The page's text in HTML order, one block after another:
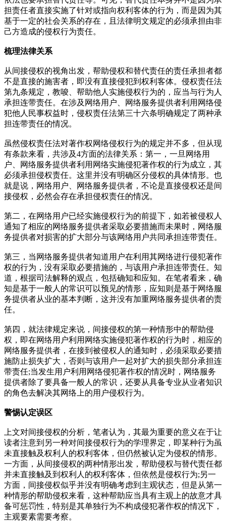
担责任者直接实施了针对或指向权利客体的行为，而是因为其
基于一定的社会关系的存在，且法律明文规定的必须承担由非
己方造成的侵权行为责任。
梳理法律关系
从间接侵权的视角出发，帮助侵权和替代责任的责任承担者都
不是直接的施害者，即没有直接侵犯到权利客体。侵权责任法
第九条规定，教唆、帮助他人实施侵权行为的，应当与行为人
承担连带责任。在涉及网络用户、网络服务提供者利用网络侵
犯他人民事权益时，侵权责任法第三十六条明确规定了两种承
担连带责任的情况。
虽然侵权责任法对著作权网络侵权行为的规定并不多，但从现
有条款来看，共涉及4方面的法律关系：第一，一旦网络用
户、网络服务提供者利用网络实施侵犯著作权的行为成立，其
必须承担侵权责任。这里并没有明确区分侵权的具体情形。也
就是说，网络用户、网络服务提供者，不论是直接侵权还是间
接侵权，必然会存在承担侵权责任的情况。
第二，在网络用户已经实施侵权行为的前提下，如若被侵权人
通知了相应的网络服务提供者采取必要措施而未果时，网络服
务提供者对损害的扩大部分与该网络用户共同承担连带责任。
第三，当网络服务提供者知道用户在利用其网络进行侵犯著作
权的行为，没有采取必要措施的，与该用户承担连带责任。知
道，根据司法解释的观点，包括确知和应知。在笔者看来，确
知是基于一般人的常识可以预见的情形，应知则是基于网络服
务提供者从业的基本判断，这并没有加重网络服务提供者的责
任。
第四，就法律规定来说，间接侵权的第一种情形中的帮助侵
权，即在网络用户利用网络实施侵犯著作权的行为时，相应的
网络服务提供者，在接到被侵权人的通知时，必须采取必要措
施防止损失扩大，否则与该用户一起对扩大的损失部分承担连
带责任;当发生用户利用网络侵犯著作权的情况时，网络服务
提供者除了要具备一般人的常识，还要从具备专业从业者知识
的角色去解决其网络上的用户侵权行为。
警惕认定误区
上文对间接侵权的分析，笔者认为，其最为重要的意义在于让
读者注意到另一种对间接侵权行为的学理界定，即某种行为虽
未直接触及权利人的权利客体，但仍然被认定为侵权的情形。
一方面，从间接侵权的两种情形出发，帮助侵权与替代责任都
并未直接触及到权利人的权利客体，但依然是侵权行为;另一
方面，间接侵权似乎并没有明确考虑到主观状态，但是从第一
种情形的帮助侵权来看，这种帮助应当具有主观上的故意才具
备可惩罚性，特别是其单独行为不构成侵犯著作权的情况下，
主观要素需要考察。